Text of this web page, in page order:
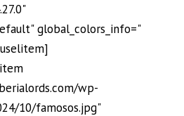
global_colors_info="
wp-
10/famosos.jpg"